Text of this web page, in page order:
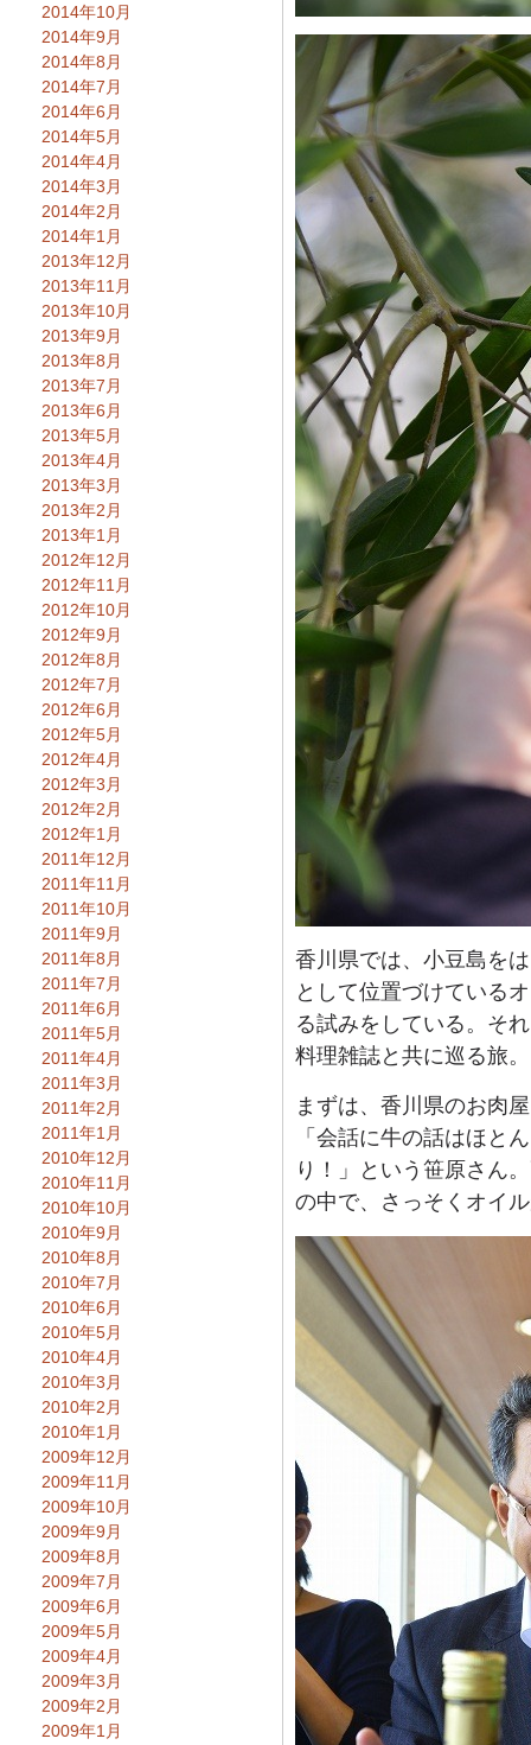
香川県では、小豆島を
として位置づけている
る試みをしている。そ
料理雑誌と共に巡る旅。
まずは、香川県のお肉
「会話に牛の話はほと
り！」という笹原さん
の中で、さっそくオイ
2014年10月
2014年9月
2014年8月
2014年7月
2014年6月
2014年5月
2014年4月
2014年3月
2014年2月
2014年1月
2013年12月
2013年11月
2013年10月
2013年9月
2013年8月
2013年7月
2013年6月
2013年5月
2013年4月
2013年3月
2013年2月
2013年1月
2012年12月
2012年11月
2012年10月
2012年9月
2012年8月
2012年7月
2012年6月
2012年5月
2012年4月
2012年3月
2012年2月
2012年1月
2011年12月
2011年11月
2011年10月
2011年9月
2011年8月
2011年7月
2011年6月
2011年5月
2011年4月
2011年3月
2011年2月
2011年1月
2010年12月
2010年11月
2010年10月
2010年9月
2010年8月
2010年7月
2010年6月
2010年5月
2010年4月
2010年3月
2010年2月
2010年1月
2009年12月
2009年11月
2009年10月
2009年9月
2009年8月
2009年7月
2009年6月
2009年5月
2009年4月
2009年3月
2009年2月
2009年1月